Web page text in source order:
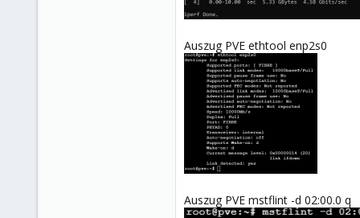
Auszug PVE ethtool enp2s0
Auszug PVE mstflint -d 02:00.0 q